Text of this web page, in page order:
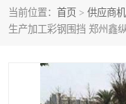
当前位置： 首页 > 供应商机
生产加工彩钢围挡 郑州鑫
建筑围挡